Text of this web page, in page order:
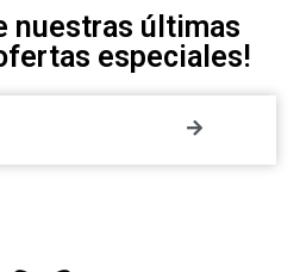
nuestras últimas
especiales!